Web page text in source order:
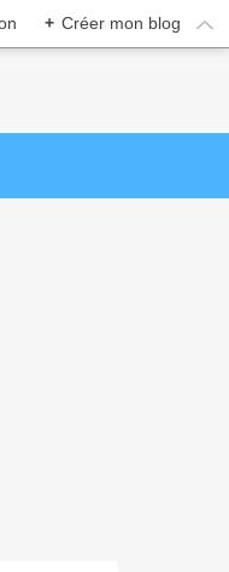
+ Créer mon blog